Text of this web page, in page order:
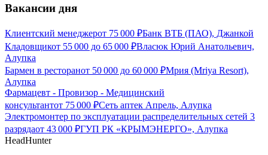
Вакансии дня
Клиентский менеджерот 75 000 ₽Банк ВТБ (ПАО), Джанкой
Кладовщикот 55 000 до 65 000 ₽Власюк Юрий Анатольевич,
Алупка
Бармен в ресторанот 50 000 до 60 000 ₽Мрия (Mriya Resort),
Алупка
Фармацевт - Провизор - Медицинский
консультантот 75 000 ₽Сеть аптек Апрель, Алупка
Электромонтер по эксплуатации распределительных сетей 3
разрядаот 43 000 ₽ГУП РК «КРЫМЭНЕРГО», Алупка
HeadHunter